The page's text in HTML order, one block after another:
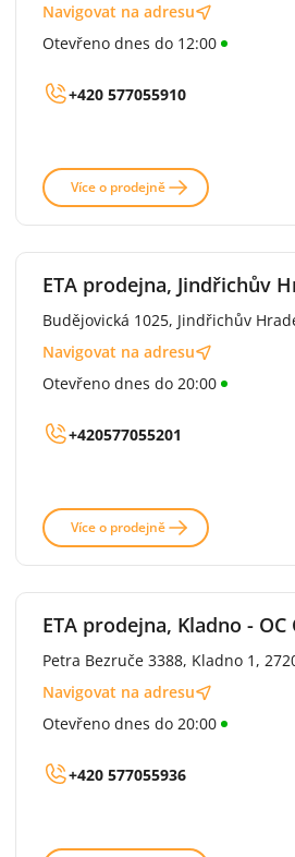
Navigovat na adresu
Otevřeno dnes do 12:00
+420 577055910
Více o prodejně
ETA prodejna, Jindřichův
Budějovická 1025, Jindřichův
Navigovat na adresu
Otevřeno dnes do 20:00
+420577055201
Více o prodejně
ETA prodejna, Kladno - OC
Petra Bezruče 3388, Kladno 1,
Navigovat na adresu
Otevřeno dnes do 20:00
+420 577055936